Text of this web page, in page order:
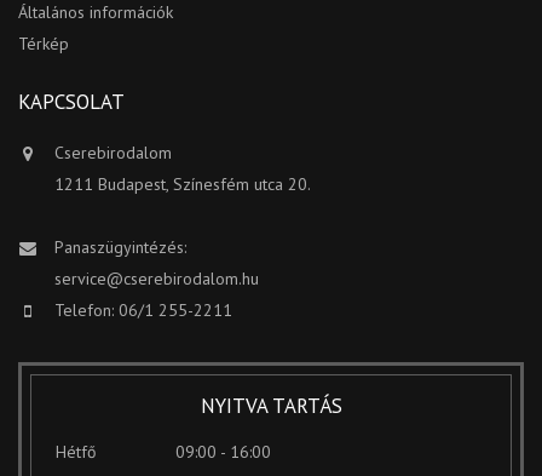
Általános információk
Térkép
KAPCSOLAT
Cserebirodalom
1211 Budapest, Színesfém utca 20.
Panaszügyintézés:
service@cserebirodalom.hu
Telefon: 06/1 255-2211
NYITVA TARTÁS
Hétfő
09:00 - 16:00